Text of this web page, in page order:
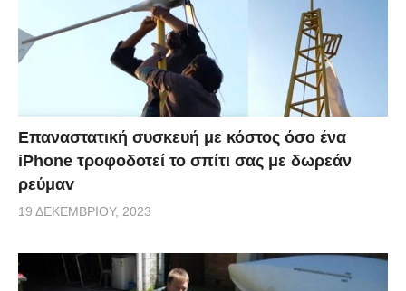
Επαναστατική συσκευή με κόστος όσο ένα
iPhone τροφοδοτεί το σπίτι σας με δωρεάν
ρεύμαv
19 ΔΕΚΕΜΒΡΊΟΥ, 2023